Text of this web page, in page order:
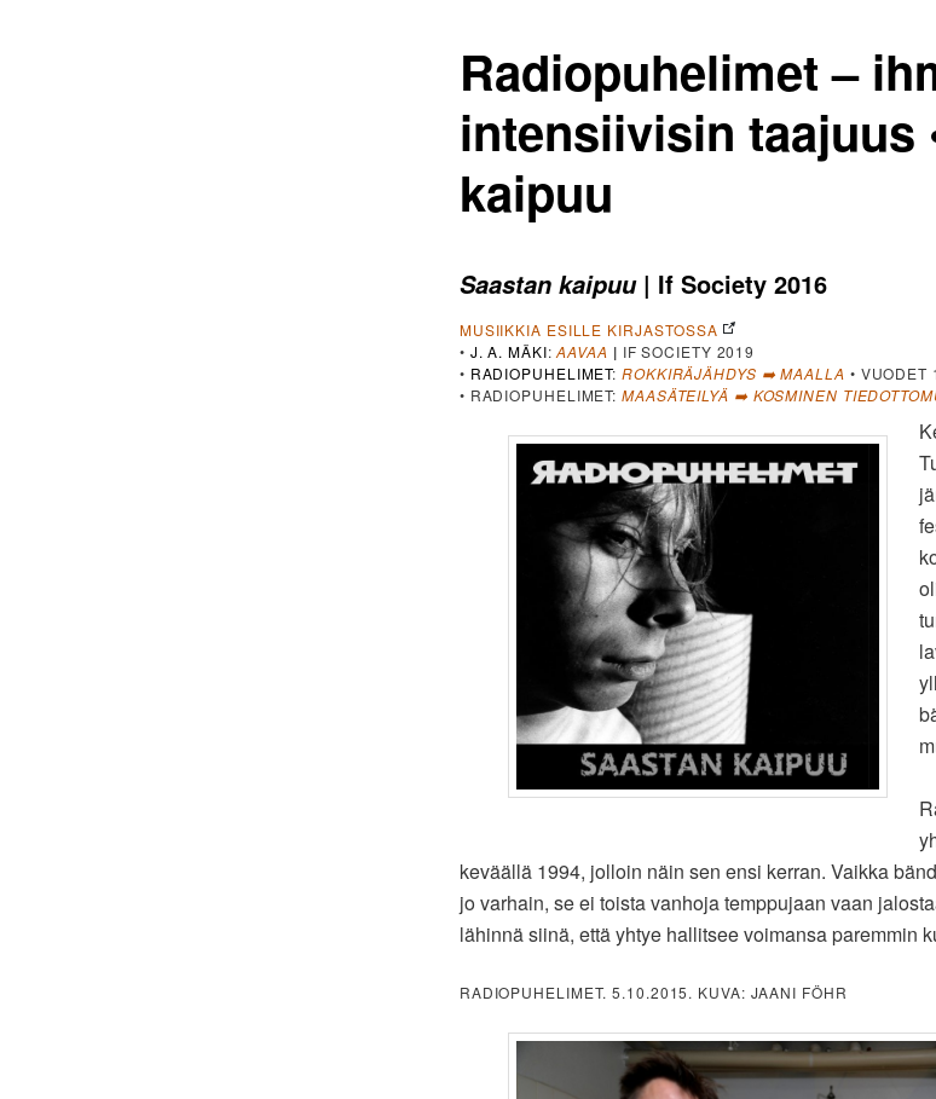
Radiopuhelimet –
intensiivisin taajuus
kaipuu
Saastan kaipuu| If Society 2016
MUSIIKKIA ESILLE KIRJASTOSSA
• J. A. MÄKI:AAVAA | IF SOCIETY 2019
• RADIOPUHELIMET:ROKKIRÄJÄHDYS ➡️ MAALLA • VUODET
• RADIOPUHELIMET:MAASÄTEILYÄ ➡️ KOSMINEN
keväällä 1994, jolloin näin sen ensi kerran. Vaikka
jo varhain, se ei toista vanhoja temppujaan vaan
lähinnä siinä, että yhtye hallitsee voimansa paremmin
RADIOPUHELIMET. 5.10.2015. KUVA: JAANI FÖHR